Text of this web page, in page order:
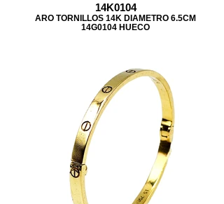
14K0104
ARO TORNILLOS 14K DIAMETRO 6.5CM
14G0104 HUECO